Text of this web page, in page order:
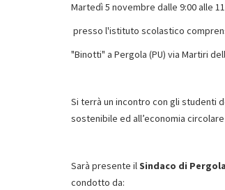
Martedì 5 novembre dalle 9:00 alle
presso l'istituto scolastico
"Binotti" a Pergola (PU) via Martiri
Si terrà un incontro con gli studenti
sostenibile ed all’economia
Sarà presente ilSindaco di
condotto da: